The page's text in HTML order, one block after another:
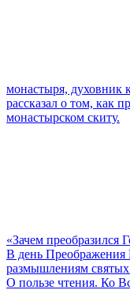
монастыря, духовник
рассказал о том, как
монастырском скиту.
«Зачем преобразился
В день
размышлениям святых
О пользе чтения. Ко